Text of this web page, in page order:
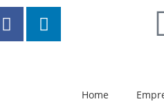
Home